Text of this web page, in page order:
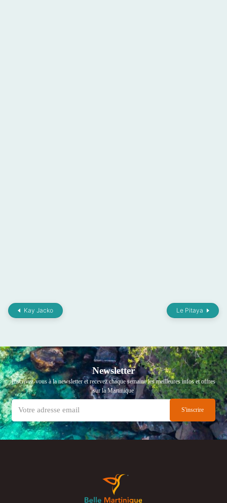
Kay Jacko Le Pitaya
Newsletter
Inscrivez-vous à la newsletter et recevez chaque semaine les meilleures infos et offres
sur la Martinique